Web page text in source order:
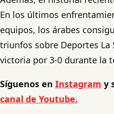
En los últimos
equipos, los árabes
triunfos sobre Deportes La
victoria por 3-0 durante la
Síguenos en Instagram y
canal de Youtube.